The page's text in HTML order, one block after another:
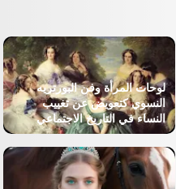
لوحات المرأة وفن البورتريه
النسوي كتعويض عن تغييب
النساء في التاريخ الاجتماعي